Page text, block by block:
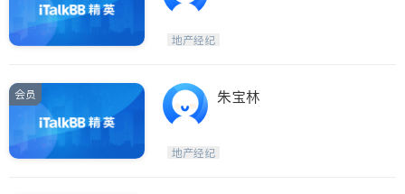
地产经纪
会员 朱宝林
地产经纪